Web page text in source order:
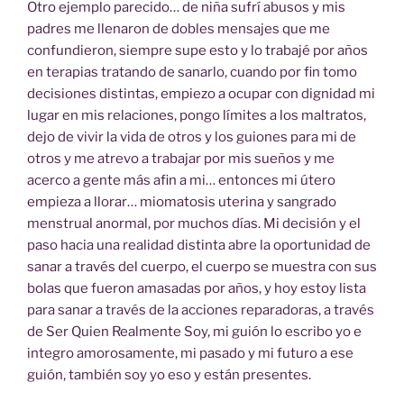
Otro ejemplo parecido… de niña sufrí abusos y mis
padres me llenaron de dobles mensajes que me
confundieron, siempre supe esto y lo trabajé por años
en terapias tratando de sanarlo, cuando por fin tomo
decisiones distintas, empiezo a ocupar con dignidad mi
lugar en mis relaciones, pongo límites a los maltratos,
dejo de vivir la vida de otros y los guiones para mi de
otros y me atrevo a trabajar por mis sueños y me
acerco a gente más afin a mi… entonces mi útero
empieza a llorar… miomatosis uterina y sangrado
menstrual anormal, por muchos días. Mi decisión y el
paso hacia una realidad distinta abre la oportunidad de
sanar a través del cuerpo, el cuerpo se muestra con sus
bolas que fueron amasadas por años, y hoy estoy lista
para sanar a través de la acciones reparadoras, a través
de Ser Quien Realmente Soy, mi guión lo escribo yo e
integro amorosamente, mi pasado y mi futuro a ese
guión, también soy yo eso y están presentes.